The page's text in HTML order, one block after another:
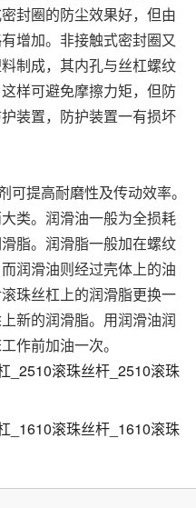
封圈的防尘效果好，但由
增加。非接触式密封圈又
制成，其内孔与丝杠螺纹
样可避免摩擦力矩，但防
装置，防护装置一有损坏
提高耐磨性及传动效率。
类。润滑油一般为全损耗
脂。润滑脂一般加在螺纹
润滑油则经过壳体上的油
珠丝杠上的润滑脂更换一
新的润滑脂。用润滑油润
作前加油一次。
_2510滚珠丝杆_2510滚珠
_1610滚珠丝杆_1610滚珠